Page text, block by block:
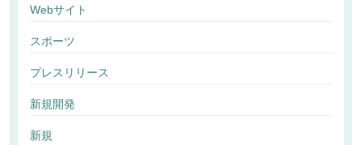
Webサイト
スポーツ
プレスリリース
新規開発
新規